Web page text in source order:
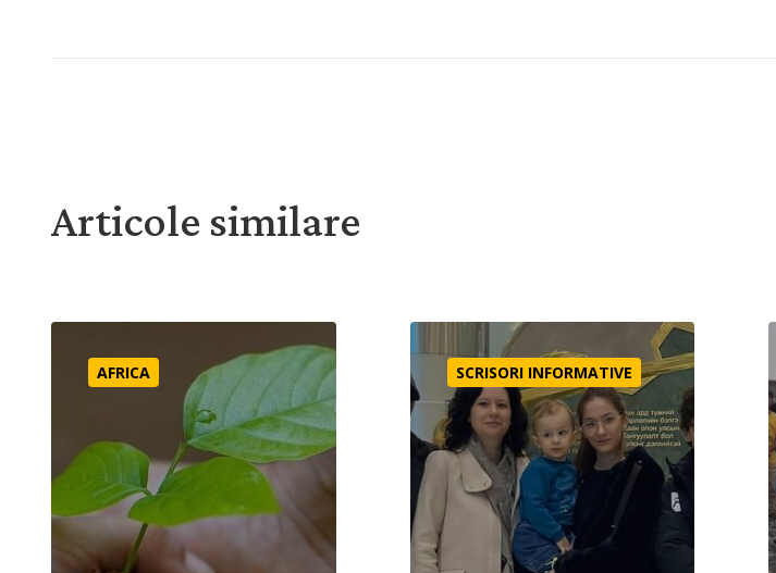
Articole similare
AFRICA
Mai înainte ca să-I cereți
SCRISORI INFORMATIVE